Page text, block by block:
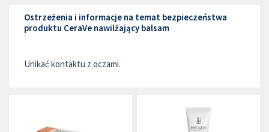
Ostrzeżenia i informacje na temat bezpieczeństwa
produktu CeraVe nawilżający balsam
Unikać kontaktu z oczami.